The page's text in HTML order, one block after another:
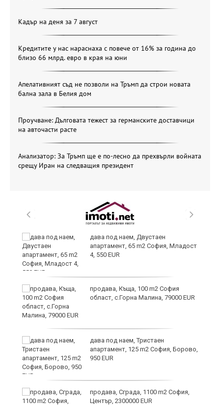
Кадър на деня за 7 август
Кредитите у нас нараснаха с повече от 16% за година до
близо 66 млрд. евро в края на юни
Апелативният съд не позволи на Тръмп да строи новата
бална зала в Белия дом
Проучване: Дълговата тежест за германските доставчици
на авточасти расте
Анализатор: За Тръмп ще е по-лесно да прехвърли войната
срещу Иран на следващия президент
дава под наем, Двустаен
апартамент, 65 m2 София, Младост
4, 550 EUR
продава, Къща, 100 m2 София
област, с.Горна Малина, 79000 EUR
дава под наем, Тристаен
апартамент, 125 m2 София, Борово,
950 EUR
продава, Сграда, 1100 m2 София,
Център, 2300000 EUR